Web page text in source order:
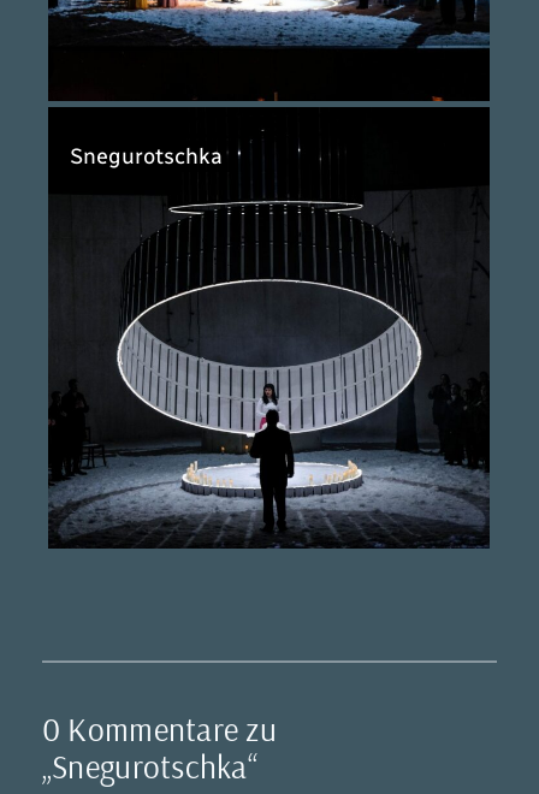
Snegurotschka
0 Kommentare zu
„Snegurotschka“